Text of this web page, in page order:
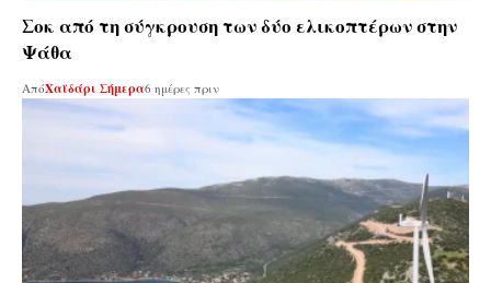
Σοκ από τη σύγκρουση των δύο ελικοπτέρων στην
Ψάθα
ΑπόΧαϊδάρι Σήμερα6 ημέρες πριν